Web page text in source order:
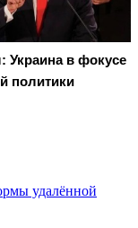
Украина в фокусе
политики
удалённой